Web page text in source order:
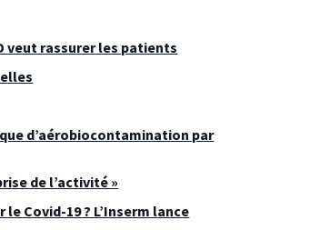
veut rassurer les patients
d’aérobiocontamination par
de l’activité »
Covid-19 ? L’Inserm lance